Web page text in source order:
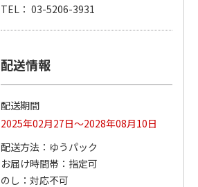
リラックマ／クリア
ファイル３点セット
TEL： 03-5206-3931
配送情報
配送期間
2025年02月27日～2028年08月10日
配送方法
ゆうパック
お届け時間帯
指定可
のし
対応不可